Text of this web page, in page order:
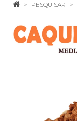
PESQUISAR